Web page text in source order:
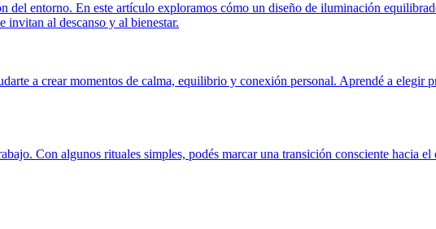
del entorno. En este artículo exploramos cómo un diseño de iluminación
invitan al descanso y al bienestar.
a crear momentos de calma, equilibrio y conexión personal. Aprendé a elegir
Con algunos rituales simples, podés marcar una transición consciente hacia